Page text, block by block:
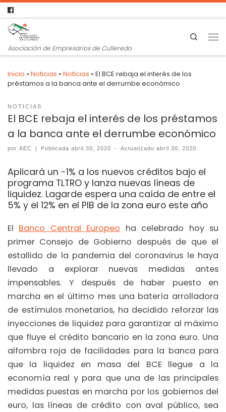
Asociación de Empresarios de Culleredo
Search
Inicio »Noticias »Noticias »El BCE rebaja el interés de los
préstamos a la banca ante el derrumbe económico
NOTICIAS
El BCE rebaja el interés de los préstamos
a la banca ante el derrumbe económico
por AEC | Publicadaabril 30, 2020 - Actualizadoabril 30, 2020
Aplicará un -1% a los nuevos créditos bajo el
programa TLTRO y lanza nuevas líneas de
liquidez. Lagarde espera una caída de entre el
5% y el 12% en el PIB de la zona euro este año
El Banco Central Europeo ha celebrado hoy su
primer Consejo de Gobierno después de que el
estallido de la pandemia del coronavirus le haya
llevado a explorar nuevas medidas antes
impensables. Y después de haber puesto en
marcha en el último mes una batería arrolladora
de estímulos monetarios, ha decidido reforzar las
inyecciones de liquidez para garantizar al máximo
que fluye el crédito bancario en la zona euro. Una
alfombra roja de facilidades para la banca para
que la liquidez en masa del BCE llegue a la
economía real y para que una de las principales
medidas puestas en marcha por los gobiernos del
euro, las líneas de crédito con aval público, sea